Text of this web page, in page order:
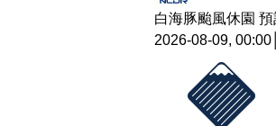
白海豚颱風休園
2026-08-09,